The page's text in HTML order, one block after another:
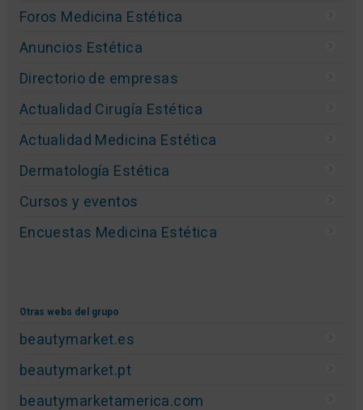
Foros Medicina Estética
Anuncios Estética
Directorio de empresas
Actualidad Cirugía Estética
Actualidad Medicina Estética
Dermatología Estética
Cursos y eventos
Encuestas Medicina Estética
Otras webs del grupo
beautymarket.es
beautymarket.pt
beautymarketamerica.com